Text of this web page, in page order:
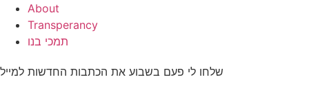
About
Transperancy
תמכי בנו
שלחו לי פעם בשבוע את הכתבות החדשות למייל